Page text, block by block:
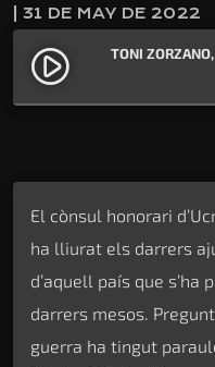
| 31 DE MAY DE 2022
play_circle_filled
El cònsul honorari
ha lliurat els darrers
d’aquell país que
darrers mesos.
guerra ha tingut